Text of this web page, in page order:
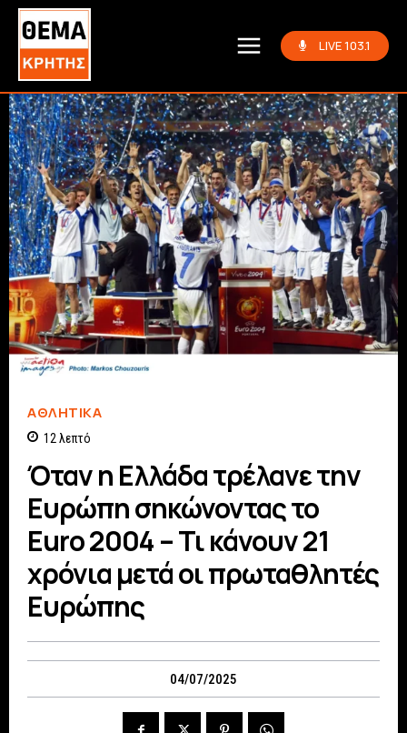
LIVE 103.1
ΑΘΛΗΤΙΚΆ
12 λεπτό
Όταν η Ελλάδα τρέλανε την
Ευρώπη σηκώνοντας το
Euro 2004 – Τι κάνουν 21
χρόνια μετά οι πρωταθλητές
Ευρώπης
04/07/2025